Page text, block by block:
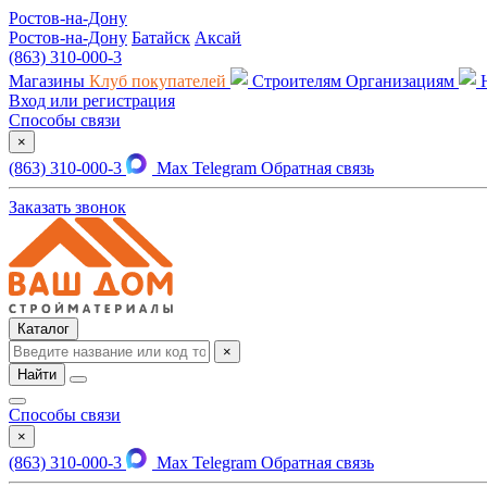
Ростов-на-Дону
Ростов-на-Дону Батайск Аксай
(863) 310-000-3
Магазины Клуб покупателей Строителям Организациям
Вход или регистрация
Способы связи
×
(863) 310-000-3 Max Telegram Обратная связь
Заказать звонок
Каталог
×
Найти
Способы связи
×
(863) 310-000-3 Max Telegram Обратная связь